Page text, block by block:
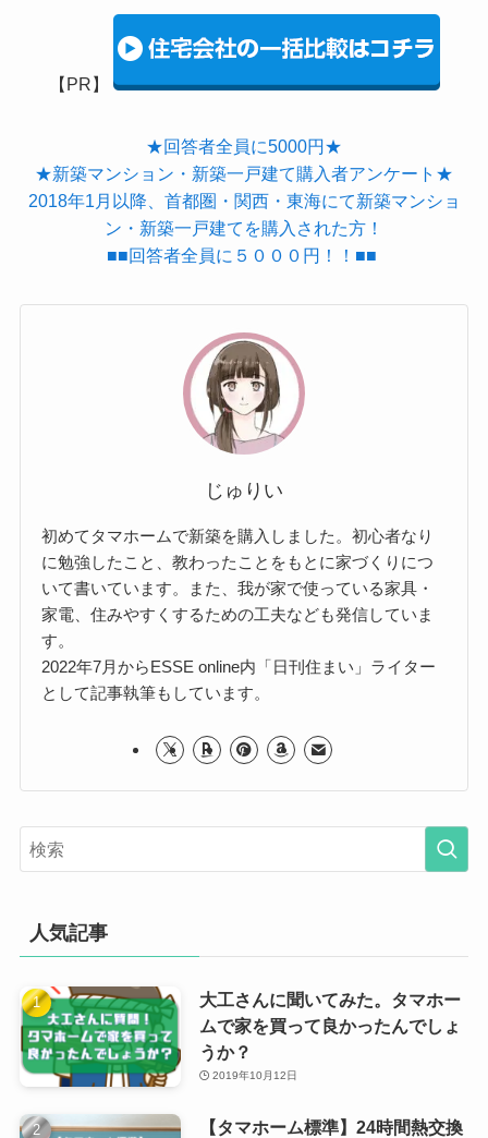
【PR】
★回答者全員に5000円★
★新築マンション・新築一戸建て購入者アンケート★
2018年1月以降、首都圏・関西・東海にて新築マンショ
ン・新築一戸建てを購入された方！
■■回答者全員に５０００円！！■■
じゅりい
初めてタマホームで新築を購入しました。初心者なり
に勉強したこと、教わったことをもとに家づくりにつ
いて書いています。また、我が家で使っている家具・
家電、住みやすくするための工夫なども発信していま
す。
2022年7月からESSE online内「日刊住まい」ライター
として記事執筆もしています。
人気記事
大工さんに聞いてみた。タマホー
ムで家を買って良かったんでしょ
うか？
2019年10月12日
【タマホーム標準】24時間熱交換